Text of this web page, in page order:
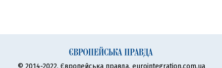
© 2014-2022, Європейська правда, eurointegration.com.ua